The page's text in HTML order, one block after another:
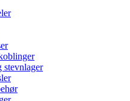
stevnlager